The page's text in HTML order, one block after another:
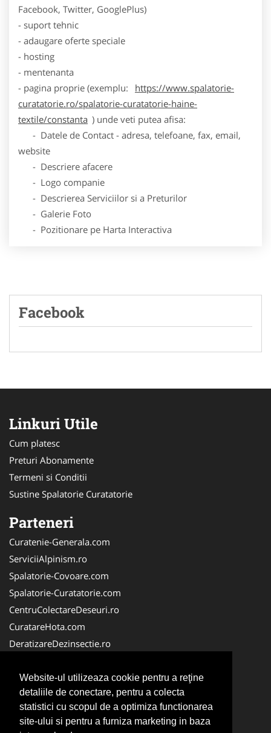
Website-ul utilizeaza cookie pentru a reţine
detaliile de conectare, pentru a colecta
statistici cu scopul de a optimiza functionarea
site-ului si pentru a furniza marketing in baza
Facebook, Twitter, GooglePlus)
- suport tehnic
- adaugare oferte speciale
- hosting
- mentenanta
- pagina proprie (exemplu:
https://www.spalatorie-
curatatorie.ro/spalatorie-curatatorie-haine-
textile/constanta ) unde veti putea afisa:
- Datele de Contact - adresa, telefoane, fax, email,
website
- Descriere afacere
- Logo companie
- Descrierea Serviciilor si a Preturilor
- Galerie Foto
- Pozitionare pe Harta Interactiva
Facebook
Linkuri Utile
Cum platesc
Preturi Abonamente
Termeni si Conditii
Sustine Spalatorie Curatatorie
Parteneri
Curatenie-Generala.com
ServiciiAlpinism.ro
Spalatorie-Covoare.com
Spalatorie-Curatatorie.com
CentruColectareDeseuri.ro
CuratareHota.com
DeratizareDezinsectie.ro
ColectareDeseuriMedicale.com
FirmaDeratizare.ro
Service-Reparatii.com
Servicii-DDD.com